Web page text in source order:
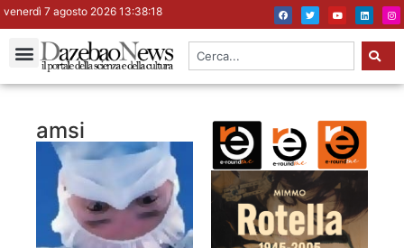
venerdì 7 agosto 2026 13:38:19
amsi